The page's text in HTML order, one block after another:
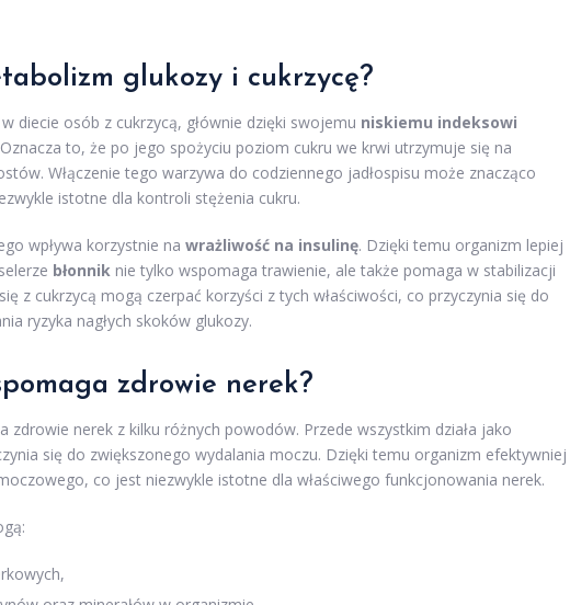
glukozy i cukrzycę?
diecie osób z cukrzycą, głównie dzięki swojemu niskiemu indeksowi
to, że po jego spożyciu poziom cukru we krwi utrzymuje się na
Włączenie tego warzywa do codziennego jadłospisu może znacząco
istotne dla kontroli stężenia cukru.
wpływa korzystnie na wrażliwość na insulinę. Dzięki temu organizm lepiej
błonnik nie tylko wspomaga trawienie, ale także pomaga w stabilizacji
z cukrzycą mogą czerpać korzyści z tych właściwości, co przyczynia się do
ryzyka nagłych skoków glukozy.
zdrowie nerek?
zdrowie nerek z kilku różnych powodów. Przede wszystkim działa jako
się do zwiększonego wydalania moczu. Dzięki temu organizm efektywniej
co jest niezwykle istotne dla właściwego funkcjonowania nerek.